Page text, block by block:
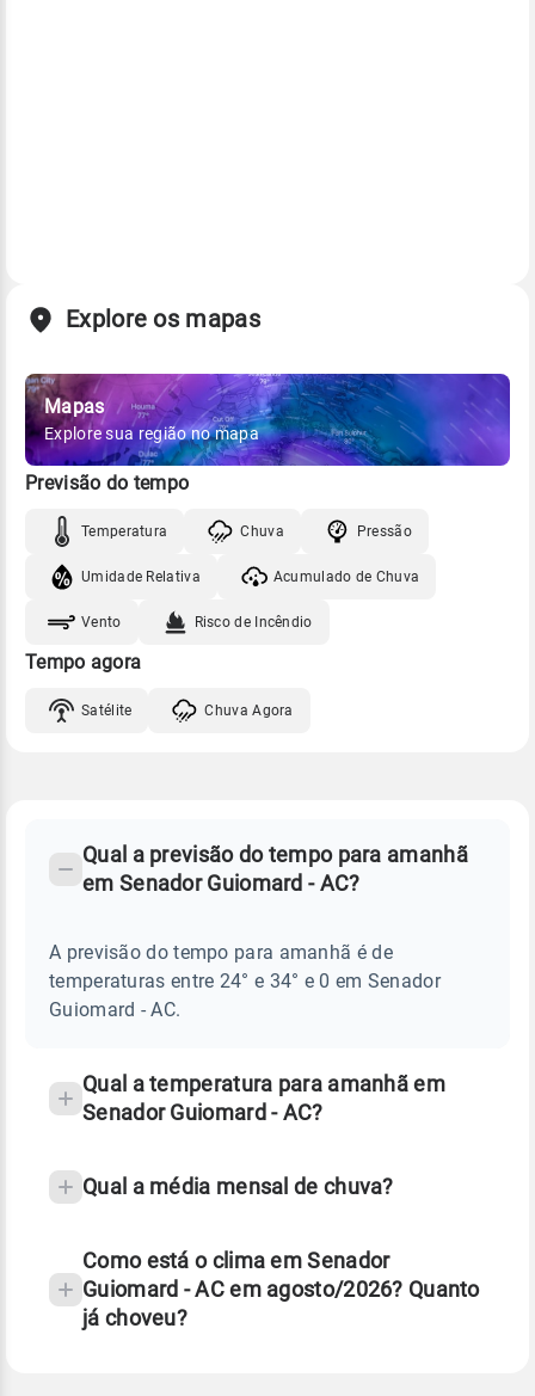
Explore os mapas
Mapas
Explore sua região no mapa
Previsão do tempo
Temperatura Chuva Pressão
Umidade Relativa Acumulado de Chuva
Vento Risco de Incêndio
Tempo agora
Satélite Chuva Agora
SENADOR
GUIOMARD
Perguntas
sobre
chuva
Qual a previsão do tempo para amanhã
em Senador Guiomard - AC?
A previsão do tempo para amanhã é de
temperaturas entre 24° e 34° e 0 em Senador
Guiomard - AC.
Qual a temperatura para amanhã em
Senador Guiomard - AC?
Qual a média mensal de chuva?
Fonte: 30 anos de dados de reanálise ERA5.
Como está o clima em Senador
Guiomard - AC em agosto/2026? Quanto
já choveu?